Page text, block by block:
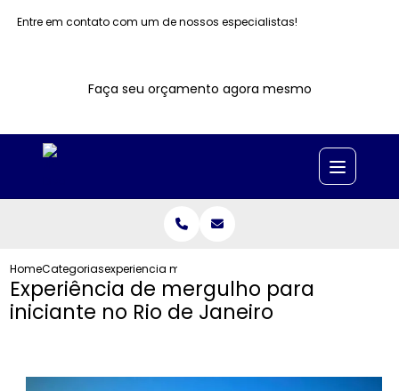
Entre em contato com um de nossos especialistas!
Faça seu orçamento agora mesmo
HomeCategoriasexperiencia mergulho iniciante no rio janeiro
Experiência de mergulho para
iniciante no Rio de Janeiro